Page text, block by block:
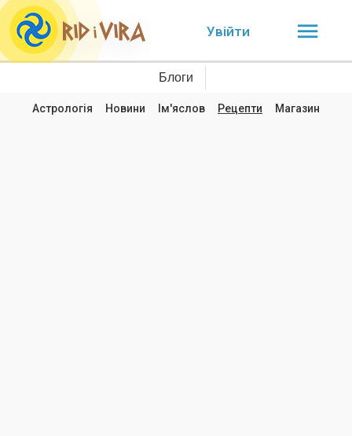
Увійти
Блоги
Астрологія Новини Ім'яслов Рецепти Магазин